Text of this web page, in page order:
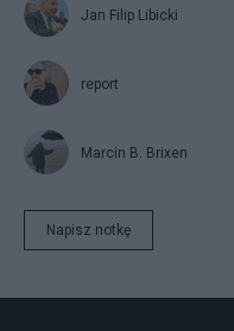
Jan Filip Libicki
report
Marcin B. Brixen
Napisz notkę